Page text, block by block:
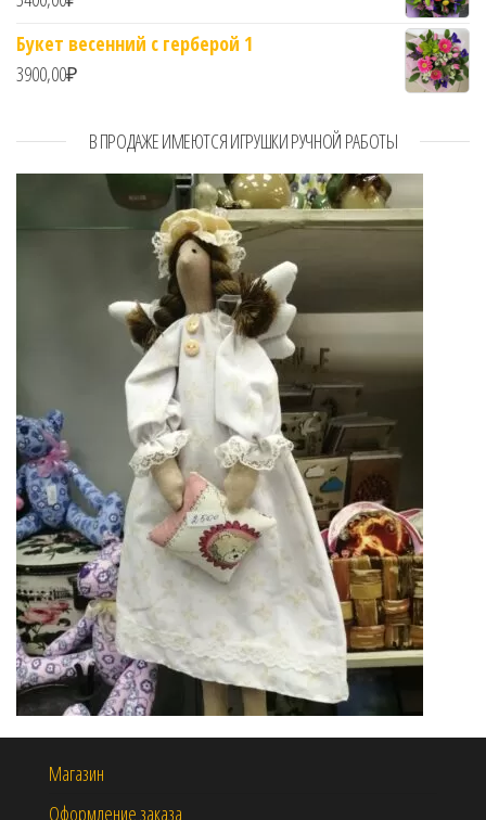
Букет весенний с герберой 1
3900,00₽
В ПРОДАЖЕ ИМЕЮТСЯ ИГРУШКИ РУЧНОЙ РАБОТЫ
Магазин
Оформление заказа